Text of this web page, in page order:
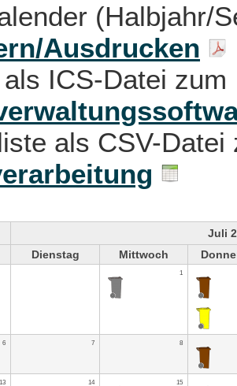
(Halbjahr/
Ausdrucken
ICS-Datei zum
als CSV-
Juli
Dienstag Mittwoch
1
6 7 8
13 14 15